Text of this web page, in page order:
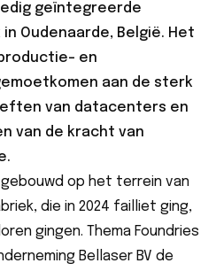
geïntegreerde
Oudenaarde, België. Het
en
aan de sterk
van datacenters en
van de kracht van
op het terrein van
die in 2024 failliet ging,
gingen. Thema Foundries
Bellaser BV de